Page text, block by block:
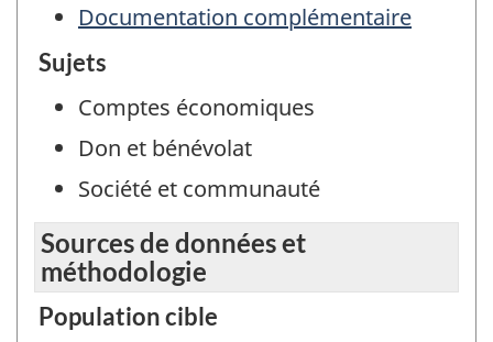
Documentation complémentaire
Sujets
Comptes économiques
Don et bénévolat
Société et communauté
Sources de données et
méthodologie
Population cible